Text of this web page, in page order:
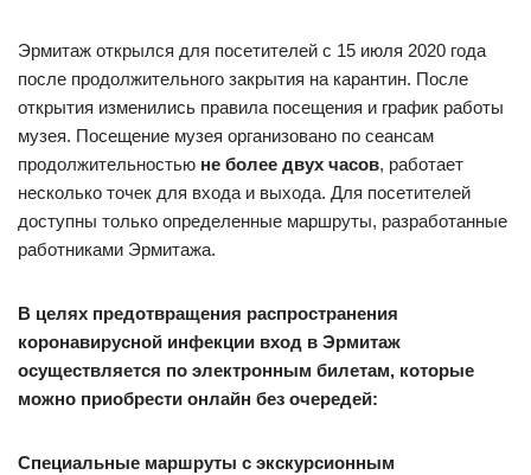
Эрмитаж открылся для посетителей с 15 июля 2020 года
после продолжительного закрытия на карантин. После
открытия изменились правила посещения и график работы
музея. Посещение музея организовано по сеансам
продолжительностью не более двух часов, работает
несколько точек для входа и выхода. Для посетителей
доступны только определенные маршруты, разработанные
работниками Эрмитажа.
В целях предотвращения распространения
коронавирусной инфекции вход в Эрмитаж
осуществляется по электронным билетам, которые
можно приобрести онлайн без очередей:
Специальные маршруты с экскурсионным